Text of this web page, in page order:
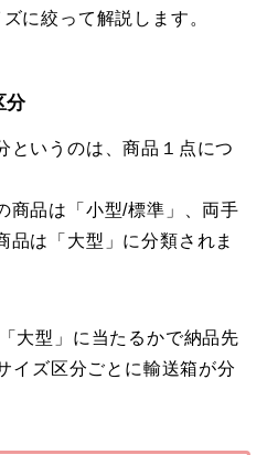
に絞って解説します。
分
というのは、商品１点につ
商品は「小型/標準」、両手
品は「大型」に分類されま
大型」に当たるかで納品先
イズ区分ごとに輸送箱が分